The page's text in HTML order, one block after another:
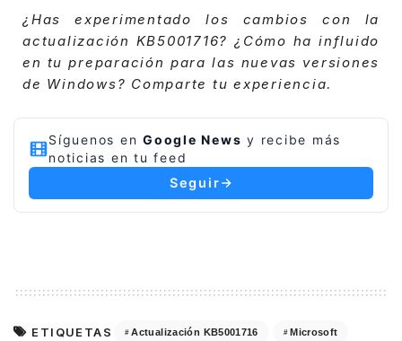
¿Has experimentado los cambios con la
actualización KB5001716? ¿Cómo ha influido
en tu preparación para las nuevas versiones
de Windows? Comparte tu experiencia.
Síguenos en Google News y recibe más
noticias en tu feed
Seguir
ETIQUETAS Actualización KB5001716 Microsoft